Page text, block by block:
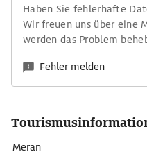
Haben Sie fehlerhafte
Wir freuen uns über eine
werden das Problem
Fehler melden
Meran